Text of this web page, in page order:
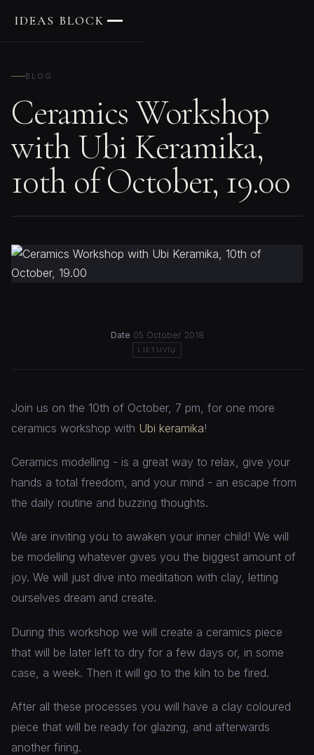
IDEAS BLOCK
BLOG
Ceramics Workshop
with Ubi Keramika,
10th of October, 19.00
Date 05 October 2018
LIETUVIŲ
Join us on the 10th of October, 7 pm, for one more
ceramics workshop with Ubi keramika!
Ceramics modelling - is a great way to relax, give your
hands a total freedom, and your mind - an escape from
the daily routine and buzzing thoughts.
We are inviting you to awaken your inner child! We will
be modelling whatever gives you the biggest amount of
joy. We will just dive into meditation with clay, letting
ourselves dream and create.
During this workshop we will create a ceramics piece
that will be later left to dry for a few days or, in some
case, a week. Then it will go to the kiln to be fired.
After all these processes you will have a clay coloured
piece that will be ready for glazing, and afterwards
another firing.